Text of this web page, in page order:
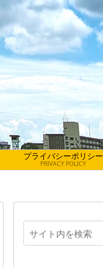
プライバシーポリシー
PRIVACY POLICY